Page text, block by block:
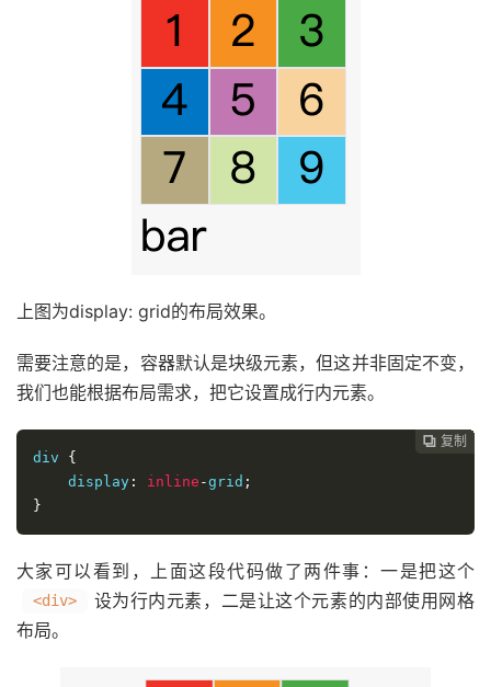
上图为display: grid的布局效果。
需要注意的是，容器默认是块级元素，但这并非固定不变，
我们也能根据布局需求，把它设置成行内元素。
 复制
 复制
 复制
 复制
 复制
 复制
 复制
 复制
 复制
 复制
 复制
 复制
 复制
 复制
 复制
 复制
 复制
 复制
 复制
 复制
 复制
 复制
 复制
 复制
 复制
 复制
 复制
 复制
 复制
 复制
 复制
 复制
 复制
 复制
 复制
 复制
 复制
 复制
 复制
 复制
 复制
div {
    display
: inline -grid ;
}
大家可以看到，上面这段代码做了两件事：一是把这个
<div>
设为行内元素，二是让这个元素的内部使用网格
布局。